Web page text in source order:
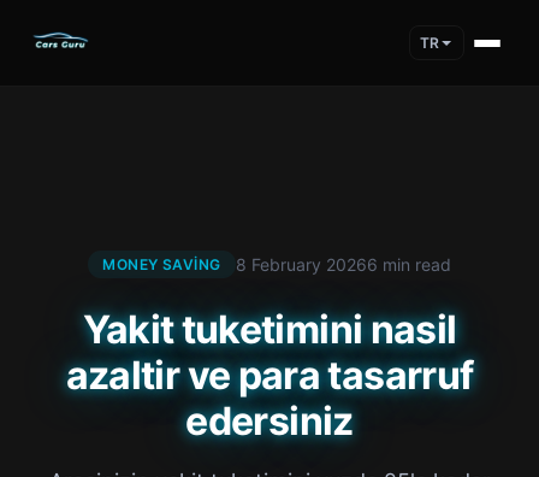
TR
MONEY SAVING 8 February 20266 min read
Yakit tuketimini nasil
azaltir ve para tasarruf
edersiniz